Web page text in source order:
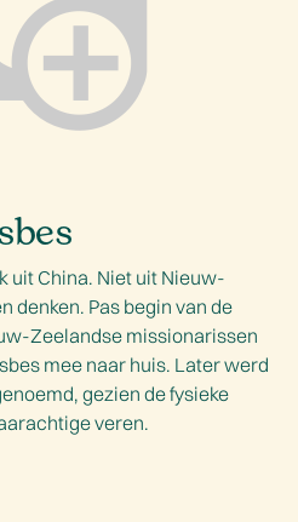
uit China. Niet uit Nieuw-
denken. Pas begin van de
Zeelandse missionarissen
mee naar huis. Later werd
gezien de fysieke
veren.